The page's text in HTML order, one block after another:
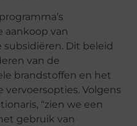
van
Dit beleid
van de
brandstoffen en het
vervoersopties. Volgens
“zien we een
gebruik van